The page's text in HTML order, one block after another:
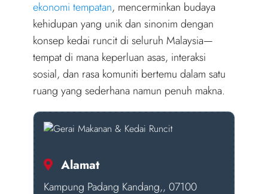
r
)
ekonomi tempatan, mencerminkan budaya
kehidupan yang unik dan sinonim dengan
konsep kedai runcit di seluruh Malaysia—
tempat di mana keperluan asas, interaksi
sosial, dan rasa komuniti bertemu dalam satu
ruang yang sederhana namun penuh makna.
Alamat
Kampung Padang Kandang,, 07100